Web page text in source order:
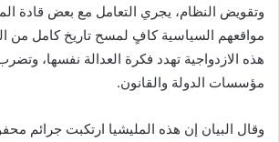
وتقويض النظام، يجري التعامل مع بعض قادة
مواقعهم السياسية كافٍ لمسح تاريخ كامل من
هذه الازدواجية تهدد فكرة العدالة نفسها،
مؤسسات الدولة والقانون.
وقال البيان إن هذه المليشيا ارتكبت جرائم